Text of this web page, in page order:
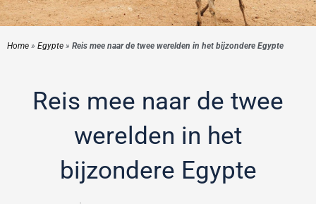
Home » Egypte » Reis mee naar de twee werelden in het bijzondere Egypte
Reis mee naar de twee
werelden in het
bijzondere Egypte